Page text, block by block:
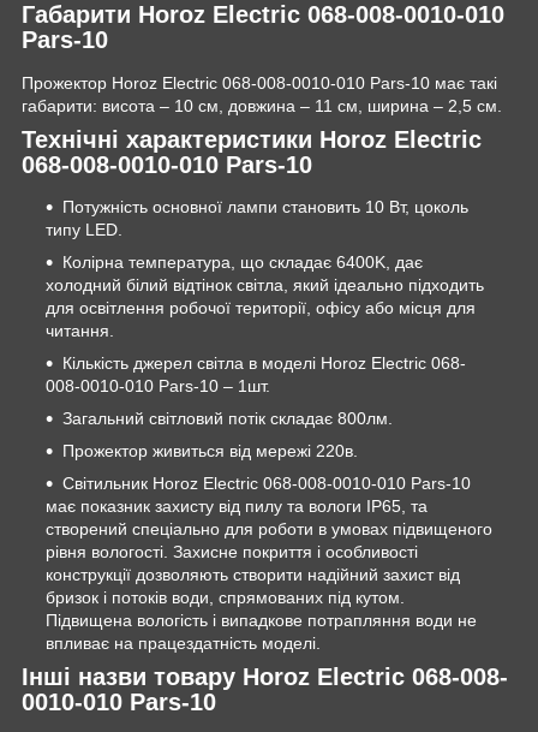
Габарити Horoz Electric 068-008-0010-010
Pars-10
Прожектор Horoz Electric 068-008-0010-010 Pars-10 має такі
габарити: висота – 10 см, довжина – 11 см, ширина – 2,5 см.
Технічні характеристики Horoz Electric
068-008-0010-010 Pars-10
Потужність основної лампи становить 10 Вт, цоколь
типу LED.
Колірна температура, що складає 6400K, дає
холодний білий відтінок світла, який ідеально підходить
для освітлення робочої території, офісу або місця для
читання.
Кількість джерел світла в моделі Horoz Electric 068-
008-0010-010 Pars-10 – 1шт.
Загальний світловий потік складає 800лм.
Прожектор живиться від мережі 220в.
Світильник Horoz Electric 068-008-0010-010 Pars-10
має показник захисту від пилу та вологи IP65, та
створений спеціально для роботи в умовах підвищеного
рівня вологості. Захисне покриття і особливості
конструкції дозволяють створити надійний захист від
бризок і потоків води, спрямованих під кутом.
Підвищена вологість і випадкове потрапляння води не
впливає на працездатність моделі.
Інші назви товару Horoz Electric 068-008-
0010-010 Pars-10